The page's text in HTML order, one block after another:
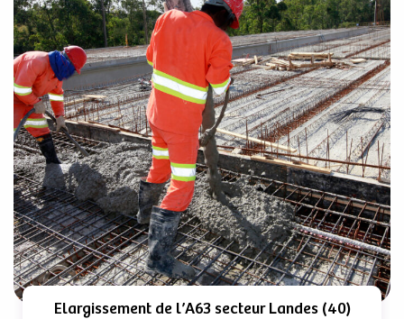
Elargissement de l’A63 secteur Landes (40)